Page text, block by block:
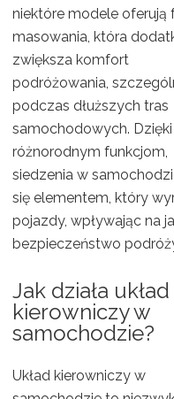
niektóre modele oferują
masowania, która
zwiększa komfort
podróżowania,
podczas dłuższych tras
samochodowych. Dzięki
różnorodnym funkcjom,
siedzenia w
się elementem, który
pojazdy, wpływając na
bezpieczeństwo
Jak działa układ
kierowniczy w
samochodzie?
Układ kierowniczy w